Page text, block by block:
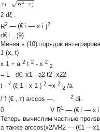
2 dξ .
R2 — (€ i — x i )2
d€ i
. (9)
Меняя в (10) порядок
J (x, t)
x 1 + a 2 t 2 - x 2
2
= L d€i x1 - a2 t2 -x22
t - √ (ξ 1 - x 1 ) 2 +x 2
2 /a
/ f (€ , т) arccos —, 2 di.
0
V R2 — (€ i — x i
Теперь вычислим частные
а также arccos(x2/\/R2 — (€1